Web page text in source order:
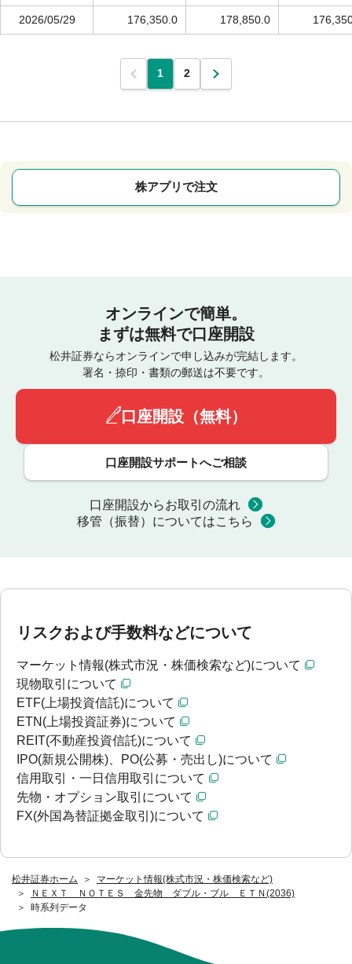
松井証券ホーム
マーケット情報(株式市況・株価検索など)
ＮＥＸＴ ＮＯＴＥＳ 金先物 ダブル・ブル ＥＴＮ(2036)
時系列データ
2026/05/29 176,350.0 178,850.0
1 2
株アプリで注文
オンラインで簡単。
まずは無料で口座開設
松井証券ならオンラインで申し込みが完結します。
署名・捺印・書類の郵送は不要です。
口座開設（無料）
口座開設サポートへご相談
口座開設からお取引の流れ
移管（振替）についてはこちら
リスクおよび手数料などについて
マーケット情報(株式市況・株価検索など)について
現物取引について
ETF(上場投資信託)について
ETN(上場投資証券)について
REIT(不動産投資信託)について
IPO(新規公開株)、PO(公募・売出し)について
信用取引・一日信用取引について
先物・オプション取引について
FX(外国為替証拠金取引)について